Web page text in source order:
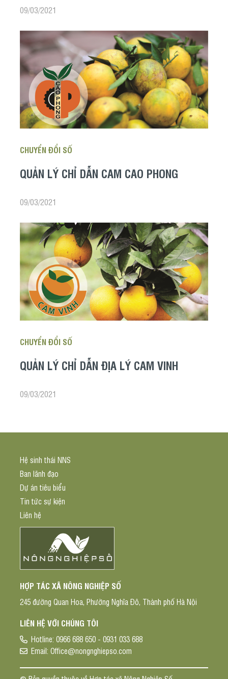
09/03/2021
CHUYỂN ĐỔI SỐ
QUẢN LÝ CHỈ DẪN CAM CAO PHONG
09/03/2021
CHUYỂN ĐỔI SỐ
QUẢN LÝ CHỈ DẪN ĐỊA LÝ CAM VINH
09/03/2021
Hệ sinh thái NNS
Ban lãnh đạo
Dự án tiêu biểu
Tin tức sự kiện
Liên hệ
HỢP TÁC XÃ NÔNG NGHIỆP SỐ
245 đường Quan Hoa, Phường Nghĩa Đô, Thành phố Hà Nội
LIÊN HỆ VỚI CHÚNG TÔI
Hotline: 0966 688 650 - 0931 033 688
Email: Office@nongnghiepso.com